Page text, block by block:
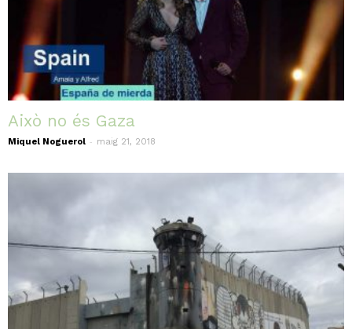
Això no és Gaza
Miquel Noguerol - maig 21, 2018